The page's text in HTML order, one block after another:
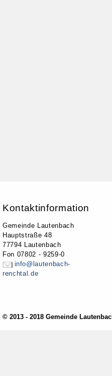
Kontaktinformation
Gemeinde Lautenbach
Hauptstraße 48
77794 Lautenbach
Fon 07802 - 9259-0
info@lautenbach-
renchtal.de
© 2013 - 2018 Gemeinde